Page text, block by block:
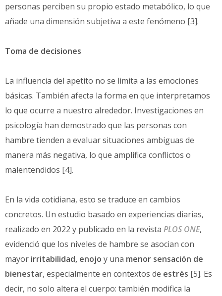
personas perciben su propio estado metabólico, lo que
añade una dimensión subjetiva a este fenómeno [3].
Toma de decisiones
La influencia del apetito no se limita a las emociones
básicas. También afecta la forma en que interpretamos
lo que ocurre a nuestro alrededor. Investigaciones en
psicología han demostrado que las personas con
hambre tienden a evaluar situaciones ambiguas de
manera más negativa, lo que amplifica conflictos o
malentendidos [4].
En la vida cotidiana, esto se traduce en cambios
concretos. Un estudio basado en experiencias diarias,
realizado en 2022 y publicado en la revista PLOS ONE,
evidenció que los niveles de hambre se asocian con
mayor irritabilidad, enojo y una menor sensación de
bienestar, especialmente en contextos de estrés [5]. Es
decir, no solo altera el cuerpo: también modifica la